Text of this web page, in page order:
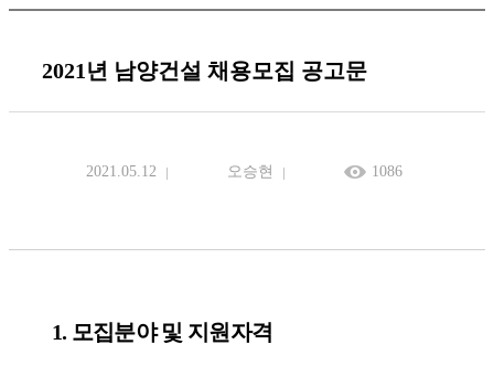
2021년 남양건설 채용모집 공고문
2021.05.12 오승현 1086
1. 모집분야 및 지원자격